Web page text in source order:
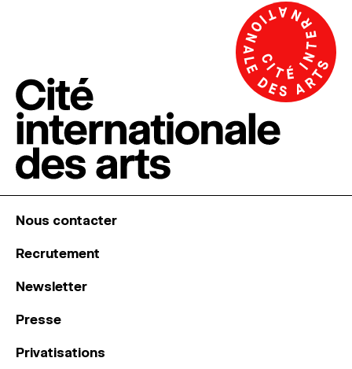
Nous contacter
Recrutement
Newsletter
Presse
Privatisations